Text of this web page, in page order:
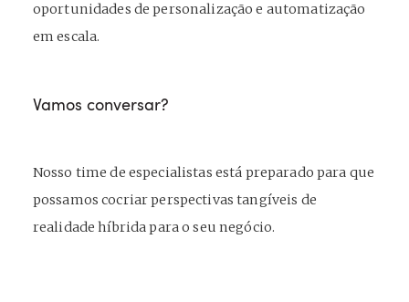
oportunidades de personalização e automatização
em escala.
Vamos conversar?
Nosso time de especialistas está preparado para que
possamos cocriar perspectivas tangíveis de
realidade híbrida para o seu negócio.